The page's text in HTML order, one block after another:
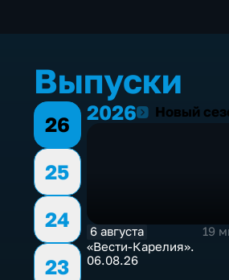
Выпуски
26
25
24
23
20262026 Новый
6 августа
19
«Вести-Карелия».
06.08.26